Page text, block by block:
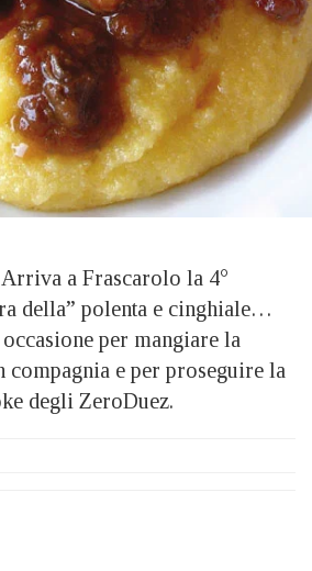
a Frascarolo la 4°
della” polenta e cinghiale…
per mangiare la
compagnia e per proseguire la
degli ZeroDuez.